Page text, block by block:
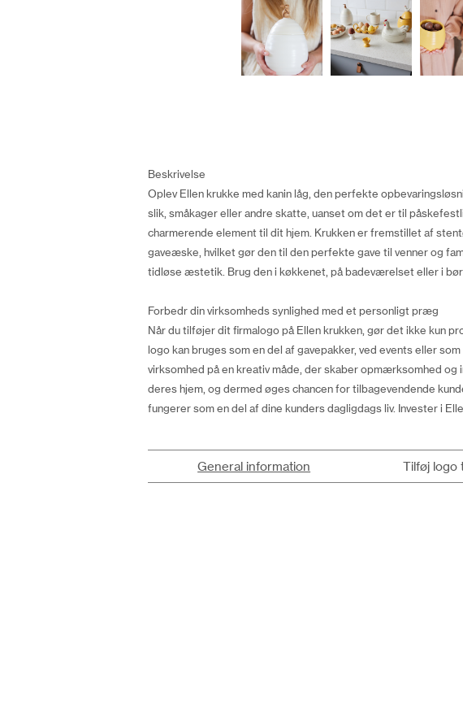
Beskrivelse
Oplev Ellen krukke med kanin låg, den perfekte
slik, småkager eller andre skatte, uanset om det er til
charmerende element til dit hjem. Krukken er fremstillet af
gaveæske, hvilket gør den til den perfekte gave til venner og
tidløse æstetik. Brug den i køkkenet, på badeværelset eller i
Forbedr din virksomheds synlighed med et personligt præg
Når du tilføjer dit firmalogo på Ellen krukken, gør det ikke kun
logo kan bruges som en del af gavepakker, ved events eller
virksomhed på en kreativ måde, der skaber opmærksomhed og
deres hjem, og dermed øges chancen for tilbagevendende
fungerer som en del af dine kunders dagligdags liv. Invester i
General information Tilføj logo